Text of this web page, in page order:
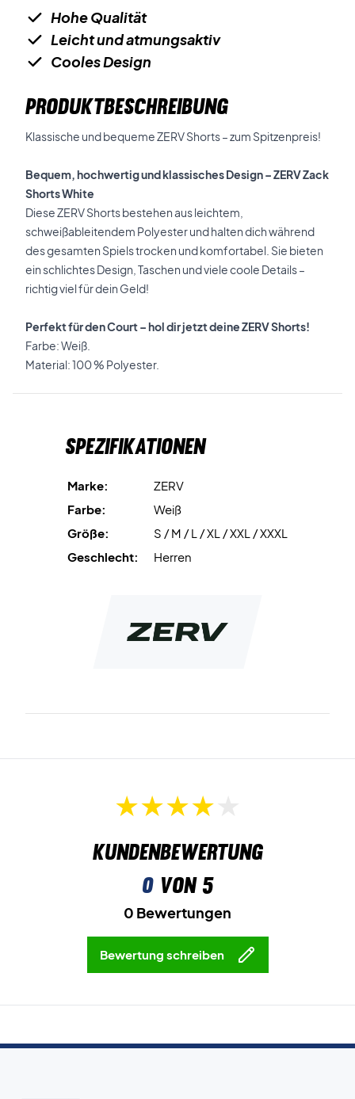
Hohe Qualität
Leicht und atmungsaktiv
Cooles Design
PRODUKTBESCHREIBUNG
Klassische und bequeme ZERV Shorts – zum Spitzenpreis!
Bequem, hochwertig und klassisches Design – ZERV Zack
Shorts White
Diese ZERV Shorts bestehen aus leichtem,
schweißableitendem Polyester und halten dich während
des gesamten Spiels trocken und komfortabel. Sie bieten
ein schlichtes Design, Taschen und viele coole Details –
richtig viel für dein Geld!
Perfekt für den Court – hol dir jetzt deine ZERV Shorts!
Farbe: Weiß.
Material: 100 % Polyester.
Spezifikationen
Marke:
ZERV
Farbe:
Weiß
Größe:
S / M / L / XL / XXL / XXXL
Geschlecht:
Herren
Kundenbewertung
0von 5
0 Bewertungen
Bewertung schreiben